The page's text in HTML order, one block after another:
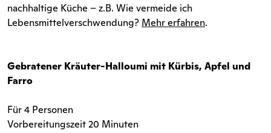
nachhaltige Küche – z.B. Wie vermeide ich
Lebensmittelverschwendung? Mehr erfahren.
Gebratener Kräuter-Halloumi mit Kürbis, Apfel und
Farro
Für 4 Personen
Vorbereitungszeit 20 Minuten